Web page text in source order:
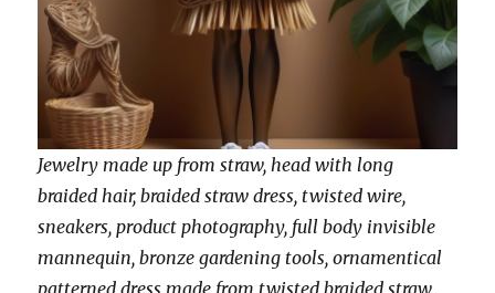
Jewelry made up from straw, head with long
braided hair, braided straw dress, twisted wire,
sneakers, product photography, full body invisible
mannequin, bronze gardening tools, ornamentical